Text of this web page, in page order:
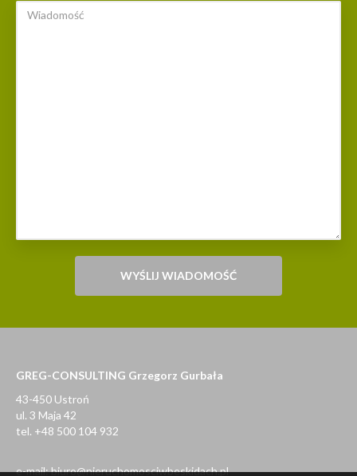
GREG-CONSULTING Grzegorz Gurbała
43-450 Ustroń
ul. 3 Maja 42
tel. +48 500 104 932
e-mail:biuro@nieruchomosciwbeskidach.pl